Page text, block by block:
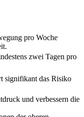
pro Woche
zwei Tagen pro
signifikant das Risiko
und verbessern die